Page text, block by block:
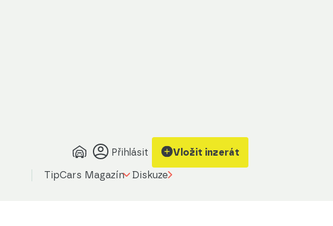
Přihlásit Vložit inzerát
TipCars Magazín Diskuze